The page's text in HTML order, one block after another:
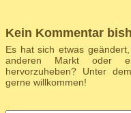
Kein Kommentar
Es hat sich etwas
anderen Markt oder
hervorzuheben? Unter
gerne willkommen!